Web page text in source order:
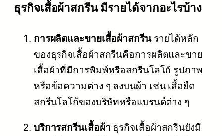
ธุรกิจเสื้อผ้าสกรีน มีรายได้จากอะไรบ้าง
การผลิตและขายเสื้อผ้าสกรีนรายได้หลัก
ของธุรกิจเสื้อผ้าสกรีนคือการผลิตและขาย
เสื้อผ้าที่มีการพิมพ์หรือสกรีนโลโก้ รูปภาพ
หรือข้อความต่าง ๆ ลงบนผ้า เช่น เสื้อยืด
สกรีนโลโก้ของบริษัทหรือแบรนด์ต่าง ๆ
บริการสกรีนเสื้อผ้า ธุรกิจเสื้อผ้าสกรีนยังมี